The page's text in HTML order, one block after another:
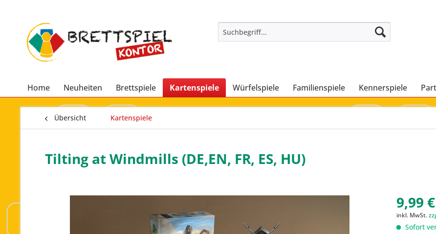
Home Neuheiten Brettspiele Kartenspiele Würfelspiele Familienspiele Kennerspiele
Übersicht Kartenspiele
Tilting at Windmills (DE,EN, FR, ES, HU)
9,99
inkl. MwSt.
Sofort